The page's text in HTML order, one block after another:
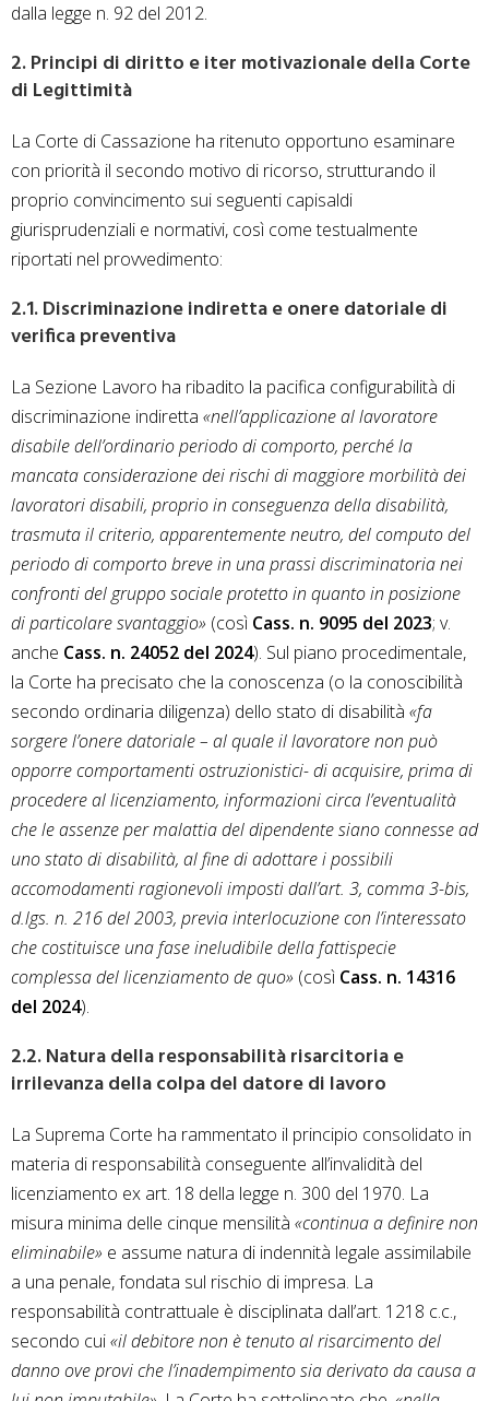
dalla legge n. 92 del 2012.
2. Principi di diritto e iter motivazionale della Corte
di Legittimità
La Corte di Cassazione ha ritenuto opportuno esaminare
con priorità il secondo motivo di ricorso, strutturando il
proprio convincimento sui seguenti capisaldi
giurisprudenziali e normativi, così come testualmente
riportati nel provvedimento:
2.1. Discriminazione indiretta e onere datoriale di
verifica preventiva
La Sezione Lavoro ha ribadito la pacifica configurabilità di
discriminazione indiretta «nell’applicazione al lavoratore
disabile dell’ordinario periodo di comporto, perché la
mancata considerazione dei rischi di maggiore morbilità dei
lavoratori disabili, proprio in conseguenza della disabilità,
trasmuta il criterio, apparentemente neutro, del computo del
periodo di comporto breve in una prassi discriminatoria nei
confronti del gruppo sociale protetto in quanto in posizione
di particolare svantaggio» (così Cass. n. 9095 del 2023; v.
anche Cass. n. 24052 del 2024). Sul piano procedimentale,
la Corte ha precisato che la conoscenza (o la conoscibilità
secondo ordinaria diligenza) dello stato di disabilità «fa
sorgere l’onere datoriale – al quale il lavoratore non può
opporre comportamenti ostruzionistici- di acquisire, prima di
procedere al licenziamento, informazioni circa l’eventualità
che le assenze per malattia del dipendente siano connesse ad
uno stato di disabilità, al fine di adottare i possibili
accomodamenti ragionevoli imposti dall’art. 3, comma 3-bis,
d.lgs. n. 216 del 2003, previa interlocuzione con l’interessato
che costituisce una fase ineludibile della fattispecie
complessa del licenziamento de quo» (così Cass. n. 14316
del 2024).
2.2. Natura della responsabilità risarcitoria e
irrilevanza della colpa del datore di lavoro
La Suprema Corte ha rammentato il principio consolidato in
materia di responsabilità conseguente all’invalidità del
licenziamento ex art. 18 della legge n. 300 del 1970. La
misura minima delle cinque mensilità «continua a definire non
eliminabile» e assume natura di indennità legale assimilabile
a una penale, fondata sul rischio di impresa. La
responsabilità contrattuale è disciplinata dall’art. 1218 c.c.,
secondo cui«il debitore non è tenuto al risarcimento del
danno ove provi che l’inadempimento sia derivato da causa a